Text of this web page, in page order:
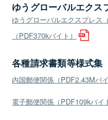
ゆうグローバルエクス
ゆうグローバルエクスプレス
（PDF370kバイト）
各種請求書類等様式集
内国郵便関係（PDF2.43Mバイ
電子郵便関係（PDF109kバイ